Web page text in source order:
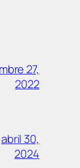
27,
2022
abril 30,
2024